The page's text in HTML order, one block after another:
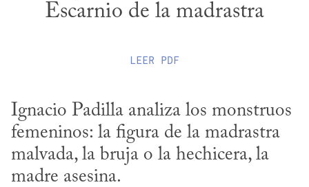
Escarnio de la madrastra
LEER PDF
Ignacio Padilla analiza los monstruos
femeninos: la figura de la madrastra
malvada, la bruja o la hechicera, la
madre asesina.